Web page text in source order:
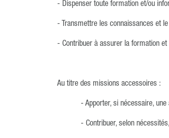
- Dispenser toute formation et/ou
- Transmettre les connaissances et
- Contribuer à assurer la formation
Au titre des missions accessoires :
- Apporter, si nécessaire,
- Contribuer, selon